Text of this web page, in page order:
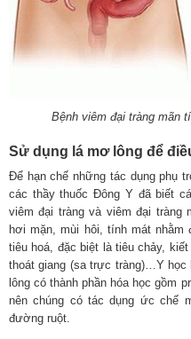
Bệnh viêm đại tràng mãn
Sử dụng lá mơ lông để
Để hạn chế những tác dụng phụ
các thầy thuốc Đông Y đã biết
viêm đại tràng và viêm đại tràng
hơi mặn, mùi hôi, tính mát nhằm
tiêu hoá, đặc biệt là tiêu chảy,
thoát giang (sa trực tràng)…Y học
lông có thành phần hóa học gồm
nên chúng có tác dụng ức chế
đường ruột.